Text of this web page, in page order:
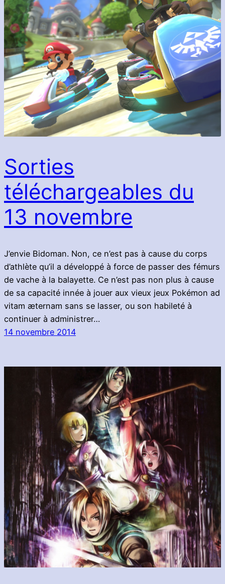
Sorties
téléchargeables du
13 novembre
J’envie Bidoman. Non, ce n’est pas à cause du corps
d’athlète qu’il a développé à force de passer des fémurs
de vache à la balayette. Ce n’est pas non plus à cause
de sa capacité innée à jouer aux vieux jeux Pokémon ad
vitam æternam sans se lasser, ou son habileté à
continuer à administrer…
14 novembre 2014